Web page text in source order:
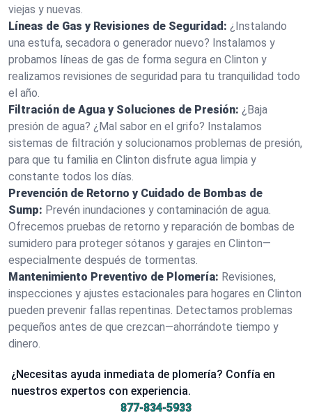
viejas y nuevas.
Líneas de Gas y Revisiones de Seguridad: ¿Instalando
una estufa, secadora o generador nuevo? Instalamos y
probamos líneas de gas de forma segura en Clinton y
realizamos revisiones de seguridad para tu tranquilidad todo
el año.
Filtración de Agua y Soluciones de Presión: ¿Baja
presión de agua? ¿Mal sabor en el grifo? Instalamos
sistemas de filtración y solucionamos problemas de presión,
para que tu familia en Clinton disfrute agua limpia y
constante todos los días.
Prevención de Retorno y Cuidado de Bombas de
Sump: Prevén inundaciones y contaminación de agua.
Ofrecemos pruebas de retorno y reparación de bombas de
sumidero para proteger sótanos y garajes en Clinton—
especialmente después de tormentas.
Mantenimiento Preventivo de Plomería: Revisiones,
inspecciones y ajustes estacionales para hogares en Clinton
pueden prevenir fallas repentinas. Detectamos problemas
pequeños antes de que crezcan—ahorrándote tiempo y
dinero.
¿Necesitas ayuda inmediata de plomería? Confía en
nuestros expertos con experiencia.
877-834-5933